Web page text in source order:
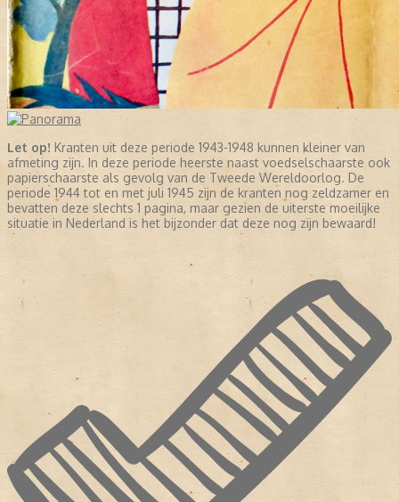
Let op! Kranten uit deze periode 1943-1948 kunnen kleiner van
afmeting zijn. In deze periode heerste naast voedselschaarste ook
papierschaarste als gevolg van de Tweede Wereldoorlog. De
periode 1944 tot en met juli 1945 zijn de kranten nog zeldzamer en
bevatten deze slechts 1 pagina, maar gezien de uiterste moeilijke
situatie in Nederland is het bijzonder dat deze nog zijn bewaard!